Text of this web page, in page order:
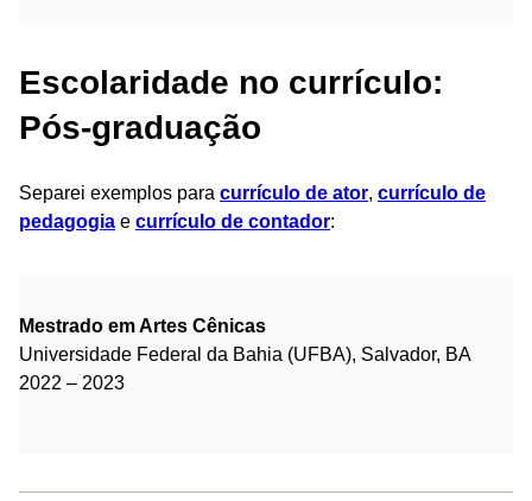
Escolaridade no currículo:
Pós-graduação
Separei exemplos para currículo de ator, currículo de
pedagogia e currículo de contador:
Mestrado em Artes Cênicas
Universidade Federal da Bahia (UFBA), Salvador, BA
2022 – 2023